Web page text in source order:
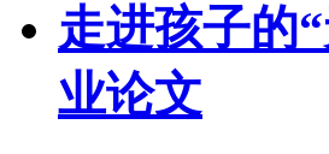
走进孩子的
业论文